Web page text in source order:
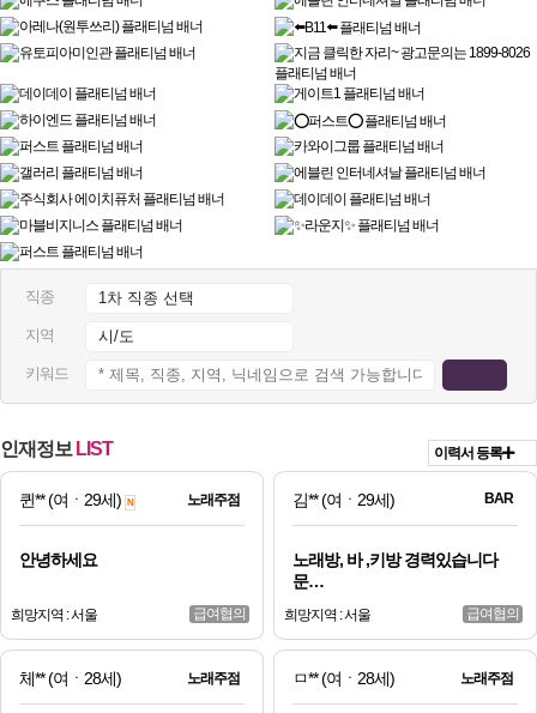
직종
지역
키워드
인재정보 LIST 이력서 등록
퀸**(여ㆍ29세) 노래주점
N
안녕하세요
희망지역 : 서울 급여협의
김**(여ㆍ29세) BAR
노래방, 바 ,키방 경력있습니다
문…
희망지역 : 서울 급여협의
체**(여ㆍ28세) 노래주점 ㅁ**(여ㆍ28세) 노래주점